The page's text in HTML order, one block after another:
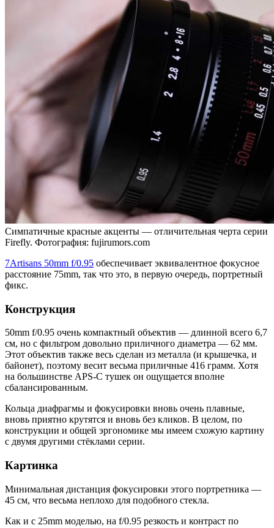
Симпатичные красные акценты — отличительная черта серии
Firefly. Фотография: fujirumors.com
7Artisans 50mm f/0.95 обеспечивает эквивалентное фокусное
расстояние 75mm, так что это, в первую очередь, портретный
фикс.
Конструкция
50mm f/0.95 очень компактный объектив — длинной всего 6,7
см, но с фильтром довольно приличного диаметра — 62 мм.
Этот объектив также весь сделан из металла (и крышечка, и
байонет), поэтому весит весьма приличные 416 грамм. Хотя
на большинстве APS-C тушек он ощущается вполне
сбалансированным.
Кольца диафрагмы и фокусировки вновь очень плавные,
вновь приятно крутятся и вновь без кликов. В целом, по
конструкции и общей эргономике мы имеем схожую картину
с двумя другими стёклами серии.
Картинка
Минимальная дистанция фокусировки этого портретника —
45 см, что весьма неплохо для подобного стекла.
Как и с 25mm моделью, на f/0.95 резкость и контраст по